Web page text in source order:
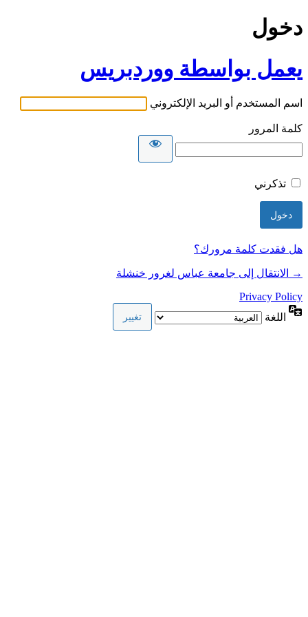
دخول
يعمل بواسطة ووردبريس
اسم المستخدم أو البريد الإلكتروني
كلمة المرور
تذكرني
هل فقدت كلمة مرورك؟
→ الانتقال إلى جامعة عباس لغرور خنشلة
Privacy Policy
اللغة